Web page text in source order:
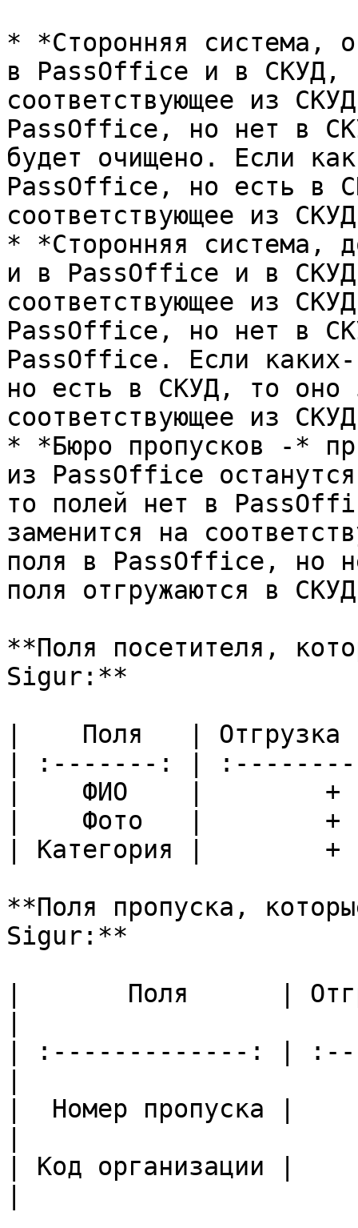
* *Сторонняя система,
в PassOffice и в СКУД,
соответствующее из
PassOffice, но нет в
будет очищено. Если
PassOffice, но есть в
соответствующее из
* *Сторонняя система,
и в PassOffice и в
соответствующее из
PassOffice, но нет в
PassOffice. Если
но есть в СКУД, то оно
соответствующее из
* *Бюро пропусков -*
из PassOffice
то полей нет в
заменится на
поля в PassOffice, но
поля отгружаются в
**Поля посетителя,
Sigur:**
|    Поля   | Отгрузка
| :-------: |
|    ФИО    |
|    Фото   |
| Категория |
**Поля пропуска,
Sigur:**
|       Поля      |
| :-------------: |
|  Номер
| Код